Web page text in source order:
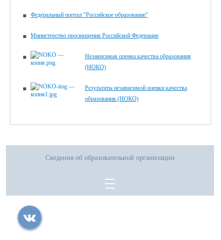
Федеральный портал "Российское образование"
Министерство просвящения Российской Федерации
Независимая оценка качества образования
(НОКО)
Результаты независимой оценки качества
образования (НОКО)
Сведения об образовательной организации